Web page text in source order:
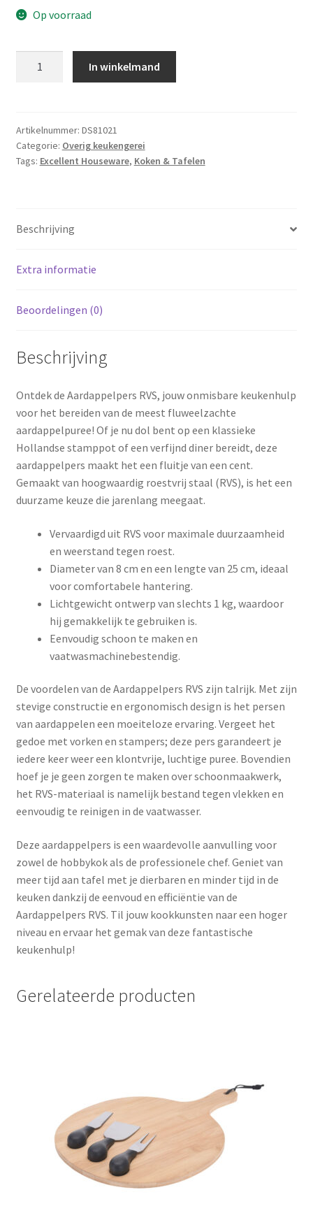
Op voorraad
In winkelmand
Artikelnummer: DS81021
Categorie: Overig keukengerei
Tags: Excellent Houseware, Koken & Tafelen
Beschrijving
Extra informatie
Beoordelingen (0)
Beschrijving
Ontdek de Aardappelpers RVS, jouw onmisbare keukenhulp
voor het bereiden van de meest fluweelzachte
aardappelpuree! Of je nu dol bent op een klassieke
Hollandse stamppot of een verfijnd diner bereidt, deze
aardappelpers maakt het een fluitje van een cent.
Gemaakt van hoogwaardig roestvrij staal (RVS), is het een
duurzame keuze die jarenlang meegaat.
Vervaardigd uit RVS voor maximale duurzaamheid
en weerstand tegen roest.
Diameter van 8 cm en een lengte van 25 cm, ideaal
voor comfortabele hantering.
Lichtgewicht ontwerp van slechts 1 kg, waardoor
hij gemakkelijk te gebruiken is.
Eenvoudig schoon te maken en
vaatwasmachinebestendig.
De voordelen van de Aardappelpers RVS zijn talrijk. Met zijn
stevige constructie en ergonomisch design is het persen
van aardappelen een moeiteloze ervaring. Vergeet het
gedoe met vorken en stampers; deze pers garandeert je
iedere keer weer een klontvrije, luchtige puree. Bovendien
hoef je je geen zorgen te maken over schoonmaakwerk,
het RVS-materiaal is namelijk bestand tegen vlekken en
eenvoudig te reinigen in de vaatwasser.
Deze aardappelpers is een waardevolle aanvulling voor
zowel de hobbykok als de professionele chef. Geniet van
meer tijd aan tafel met je dierbaren en minder tijd in de
keuken dankzij de eenvoud en efficiëntie van de
Aardappelpers RVS. Til jouw kookkunsten naar een hoger
niveau en ervaar het gemak van deze fantastische
keukenhulp!
Gerelateerde producten